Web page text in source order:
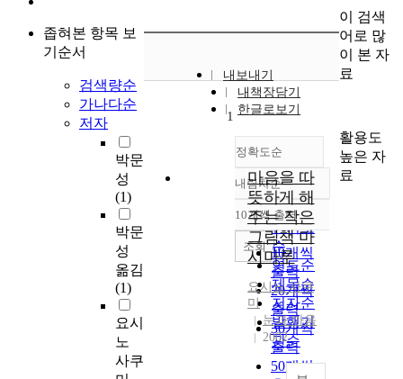
좁혀본 항목 보
기순서
검색량순
가나다순
저자
박문
성
(1)
박문
성
옮김
(1)
요시
노
사쿠
내보내기
내책장담기
한글로보기
정확도순
정확도
순
인기도
순
연도순
제목순
저자순
발행기
관순
내림차순
내림차순
10개씩 출력
10개씩
출력
20개씩
출력
30개씩
출력
50개씩
조회
1
마음을 따
뜻하게 해
주는 작은
그림책 마
시마루
요시노 사쿠
미
눈과 마음
2002
이 검색
어로 많
이 본 자
료
활용도
높은 자
료